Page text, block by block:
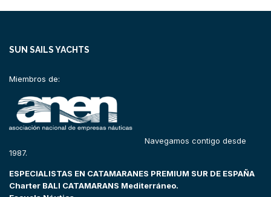
SUN SAILS YACHTS
Miembros de:
Navegamos contigo desde
1987.
ESPECIALISTAS EN CATAMARANES PREMIUM SUR DE ESPAÑA
Charter BALI CATAMARANS Mediterráneo.